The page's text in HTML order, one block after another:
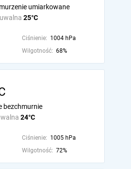
25°C
umiarkowane
Ciśnienie: 1004 hPa
Wilgotność: 68%
24°C
bezchmurnie
Ciśnienie: 1005 hPa
Wilgotność: 72%